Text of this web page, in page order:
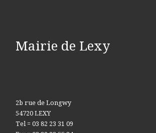
Mairie de Lexy
2b rue de Longwy
54720 LEXY
Tel = 03 82 23 31 09